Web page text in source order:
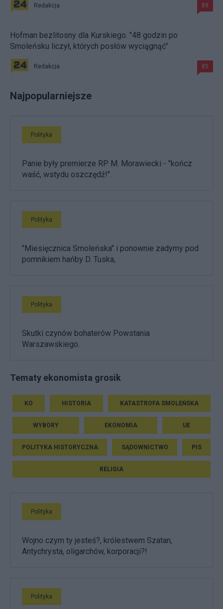
Redakcja 89
Hofman bezlitosny dla Kurskiego. "48 godzin po
Smoleńsku liczył, których posłów wyciągnąć"
Redakcja 85
Najpopularniejsze
Polityka
Panie były premierze RP M. Morawiecki - "kończ
waść, wstydu oszczędź!".
Polityka
"Miesięcznica Smoleńska" i ponownie zadymy pod
pomnikiem hańby D. Tuska,
Polityka
Skutki czynów bohaterów Powstania
Warszawskiego.
Tematy ekonomista grosik
KO HISTORIA KATASTROFA SMOLEŃSKA
WYBORY EKONOMIA UE
POLITYKA HISTORYCZNA SĄDOWNICTWO PIS
RELIGIA
Polityka
Wojno czym ty jesteś?, królestwem Szatan,
Antychrysta, oligarchów, korporacji?!
Polityka